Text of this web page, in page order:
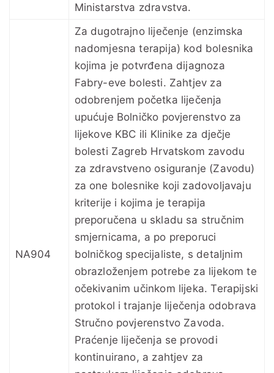
Ministarstva zdravstva.
NA904
Za dugotrajno liječenje (enzimska
nadomjesna terapija) kod bolesnika
kojima je potvrđena dijagnoza
Fabry-eve bolesti. Zahtjev za
odobrenjem početka liječenja
upućuje Bolničko povjerenstvo za
lijekove KBC ili Klinike za dječje
bolesti Zagreb Hrvatskom zavodu
za zdravstveno osiguranje (Zavodu)
za one bolesnike koji zadovoljavaju
kriterije i kojima je terapija
preporučena u skladu sa stručnim
smjernicama, a po preporuci
bolničkog specijaliste, s detaljnim
obrazloženjem potrebe za lijekom te
očekivanim učinkom lijeka. Terapijski
protokol i trajanje liječenja odobrava
Stručno povjerenstvo Zavoda.
Praćenje liječenja se provodi
kontinuirano, a zahtjev za